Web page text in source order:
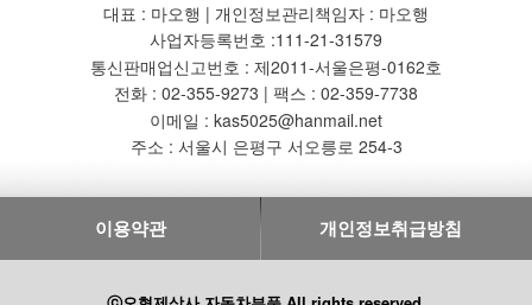
대표 : 마오행 | 개인정보관리책임자 : 마오행
사업자등록번호 :111-21-31579
통신판매업신고번호 : 제2011-서울은평-0162호
전화 : 02-355-9273 | 팩스 : 02-359-7738
이메일 : kas5025@hanmail.net
주소 : 서울시 은평구 서오릉로 254-3
이용약관 개인정보취급방침